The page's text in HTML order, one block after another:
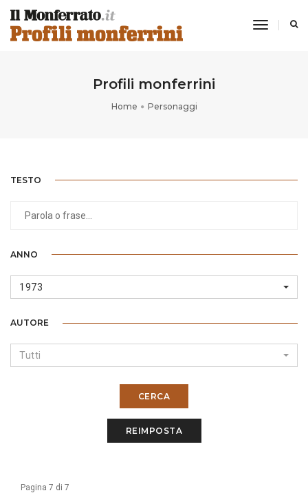
toggle
Profili monferrini
Home Personaggi
TESTO
ANNO
1973
AUTORE
Tutti
CERCA
REIMPOSTA
Pagina 7 di 7